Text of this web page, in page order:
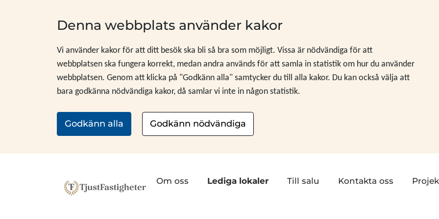
Denna webbplats använder kakor
Vi använder kakor för att ditt besök ska bli så bra som möjligt. Vissa är nödvändiga för att
webbplatsen ska fungera korrekt, medan andra används för att samla in statistik om hur du använder
webbplatsen. Genom att klicka på "Godkänn alla" samtycker du till alla kakor. Du kan också välja att
bara godkänna nödvändiga kakor, då samlar vi inte in någon statistik.
Godkänn alla Godkänn nödvändiga
Om oss Lediga lokaler Till salu Kontakta oss